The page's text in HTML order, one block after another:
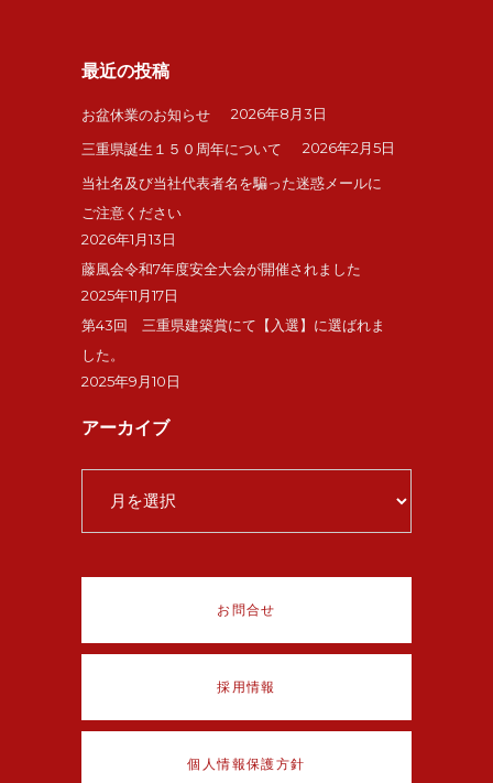
最近の投稿
お盆休業のお知らせ
2026年8月3日
三重県誕生１５０周年について
2026年2月5日
当社名及び当社代表者名を騙った迷惑メールに
ご注意ください
2026年1月13日
藤風会令和7年度安全大会が開催されました
2025年11月17日
第43回 三重県建築賞にて【入選】に選ばれま
した。
2025年9月10日
アーカイブ
ア
カ
お問合せ
採用情報
個人情報保護方針